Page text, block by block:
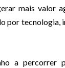
mais valor
por tecnologia,
a percorrer